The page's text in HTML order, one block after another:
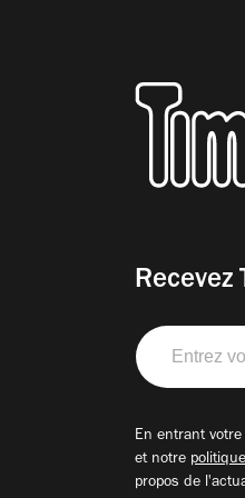
Recevez
Entrez
votre
adresse
En entrant
et notre
propos de